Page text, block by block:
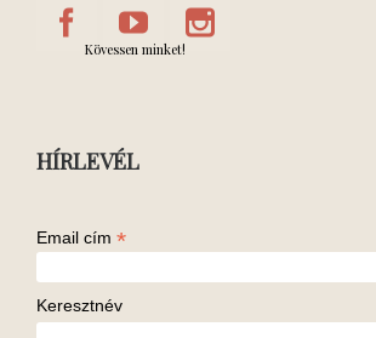
Kövessen minket!
HÍRLEVÉL
Email cím *
Keresztnév